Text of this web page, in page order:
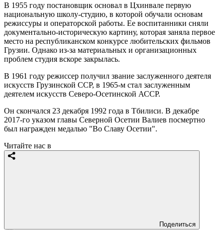
В 1955 году постановщик основал в Цхинвале первую
национальную школу-студию, в которой обучали основам
режиссуры и операторской работы. Ее воспитанники сняли
документально-историческую картину, которая заняла первое
место на республиканском конкурсе любительских фильмов
Грузии. Однако из-за материальных и организационных
проблем студия вскоре закрылась.
В 1961 году режиссер получил звание заслуженного деятеля
искусств Грузинской ССР, в 1965-м стал заслуженным
деятелем искусств Северо-Осетинской АССР.
Он скончался 23 декабря 1992 года в Тбилиси. В декабре
2017-го указом главы Северной Осетии Валиев посмертно
был награжден медалью "Во Славу Осетии".
Читайте нас в
Поделиться